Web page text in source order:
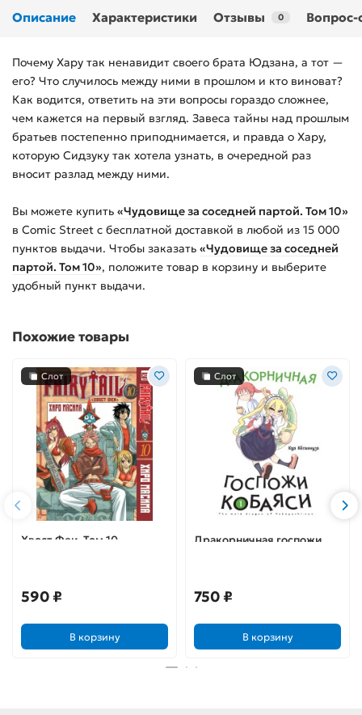
Описание Характеристики Отзывы 0 Вопрос-
Почему Хару так ненавидит своего брата Юдзана, а тот —
его? Что случилось между ними в прошлом и кто виноват?
Как водится, ответить на эти вопросы гораздо сложнее,
чем кажется на первый взгляд. Завеса тайны над прошлым
братьев постепенно приподнимается, и правда о Хару,
которую Сидзуку так хотела узнать, в очередной раз
вносит разлад между ними.
Вы можете купить «Чудовище за соседней партой. Том 10»
в Comic Street с бесплатной доставкой в любой из 15 000
пунктов выдачи. Чтобы заказать «Чудовище за соседней
партой. Том 10», положите товар в корзину и выберите
удобный пункт выдачи.
Похожие товары
Слот
Хвост Феи. Том 10
590 ₽
В корзину
Слот
Дракорничная госпожи
750 ₽
В корзину